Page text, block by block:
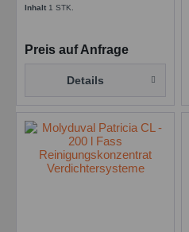
Montage-Flüssigkeit -
Inhalt 1 STK.
Preis auf Anfrage
Details